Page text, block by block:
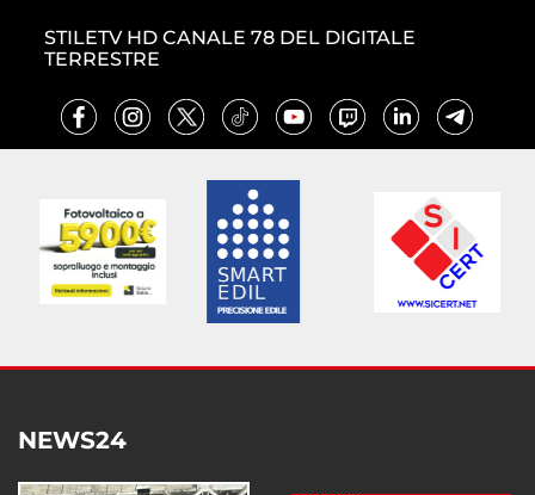
STILETV HD CANALE 78 DEL DIGITALE
TERRESTRE
NEWS24